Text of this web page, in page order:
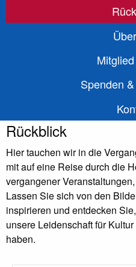
Spenden
Rückblick
Hier tauchen wir in die
mit auf eine Reise durch die
vergangener
Lassen Sie sich von den
inspirieren und entdecken
unsere Leidenschaft für
haben.